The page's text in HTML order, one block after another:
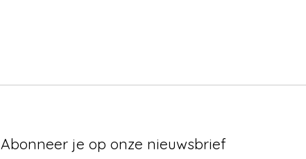
Abonneer je op onze nieuwsbrief